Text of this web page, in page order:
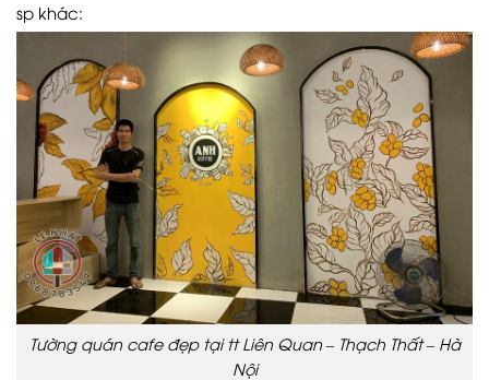
sp khác:
Tường quán cafe đẹp tại tt Liên Quan – Thạch Thất – Hà
Nội